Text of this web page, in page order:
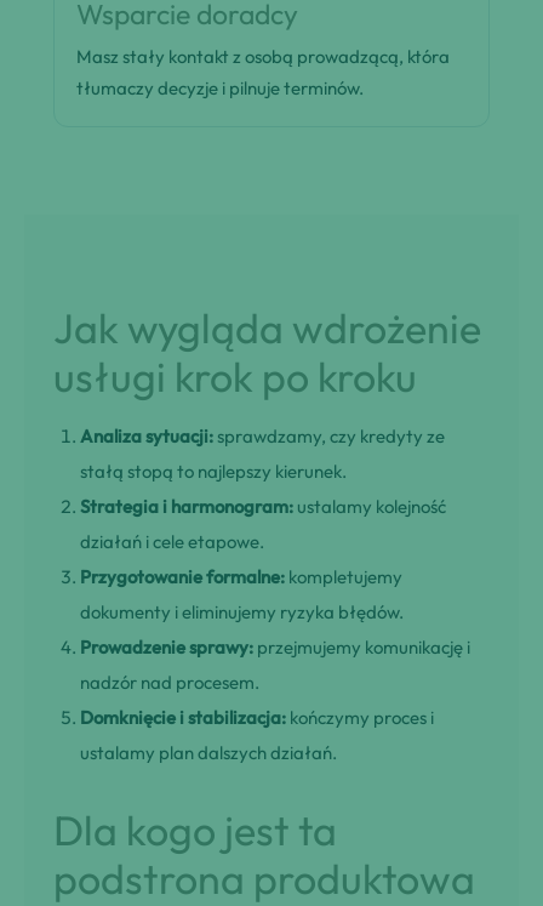
Wsparcie doradcy
Masz stały kontakt z osobą prowadzącą, która
tłumaczy decyzje i pilnuje terminów.
Jak wygląda wdrożenie
usługi krok po kroku
Analiza sytuacji: sprawdzamy, czy kredyty ze
stałą stopą to najlepszy kierunek.
Strategia i harmonogram: ustalamy kolejność
działań i cele etapowe.
Przygotowanie formalne: kompletujemy
dokumenty i eliminujemy ryzyka błędów.
Prowadzenie sprawy: przejmujemy komunikację i
nadzór nad procesem.
Domknięcie i stabilizacja: kończymy proces i
ustalamy plan dalszych działań.
Dla kogo jest ta
podstrona produktowa